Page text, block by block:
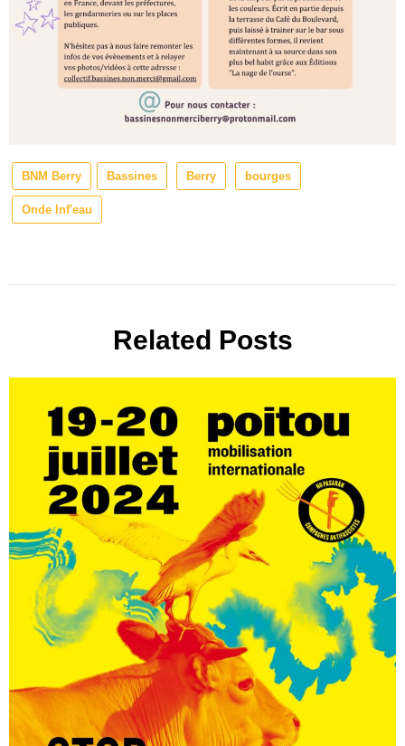
BNM Berry Bassines Berry bourges
Onde Inf'eau
Related Posts